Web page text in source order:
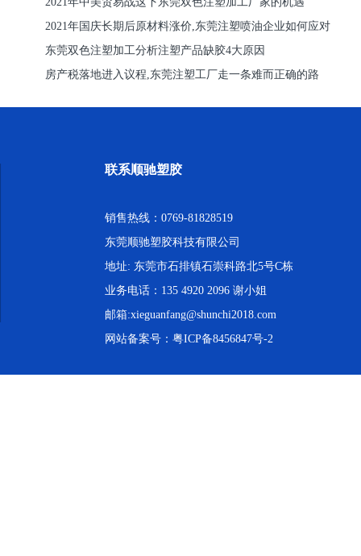
2021年国庆长期后原材料涨价,东莞注塑喷油企业如何应对
东莞双色注塑加工分析注塑产品缺胶4大原因
房产税落地进入议程,东莞注塑工厂走一条难而正确的路
联系顺驰塑胶
销售热线：0769-81828519
东莞顺驰塑胶科技有限公司
地址: 东莞市石排镇石崇科路北5号C栋
业务电话：135 4920 2096 谢小姐
邮箱:xieguanfang@shunchi2018.com
网站备案号： 粤ICP备8456847号-2